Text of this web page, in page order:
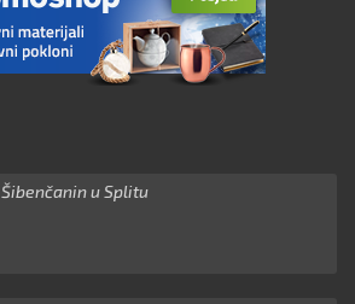
Šibenčanin u Splitu